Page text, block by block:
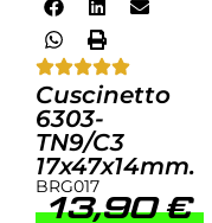
Cuscinetto
6303-
TN9/C3
17x47x14mm.
BRG017
13,90€